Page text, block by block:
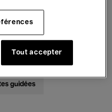
guidées
Tout accepter